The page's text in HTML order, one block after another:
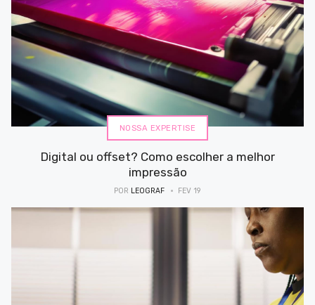
NOSSA EXPERTISE
Digital ou offset? Como escolher a melhor
impressão
POR LEOGRAF FEV 19